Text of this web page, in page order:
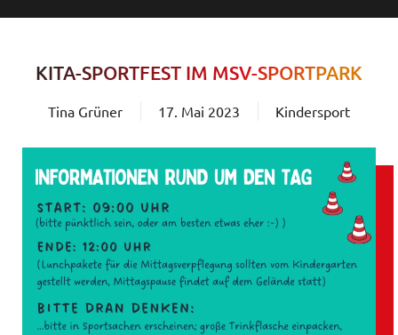
KITA-SPORTFEST IM MSV-SPORTPARK
Tina Grüner 17. Mai 2023 Kindersport